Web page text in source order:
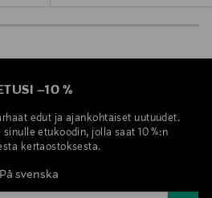
–10 %
edut ja ajankohtaiset uutuudet.
etukoodin, jolla saat 10 %:n
kertaostoksesta.
På svenska